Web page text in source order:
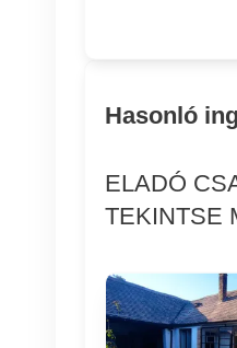
Hasonló
ELADÓ
TEKINTSE